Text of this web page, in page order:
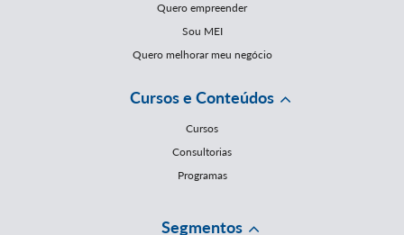
Quero empreender
Sou MEI
Quero melhorar meu negócio
Cursos e Conteúdos
Cursos
Consultorias
Programas
Segmentos